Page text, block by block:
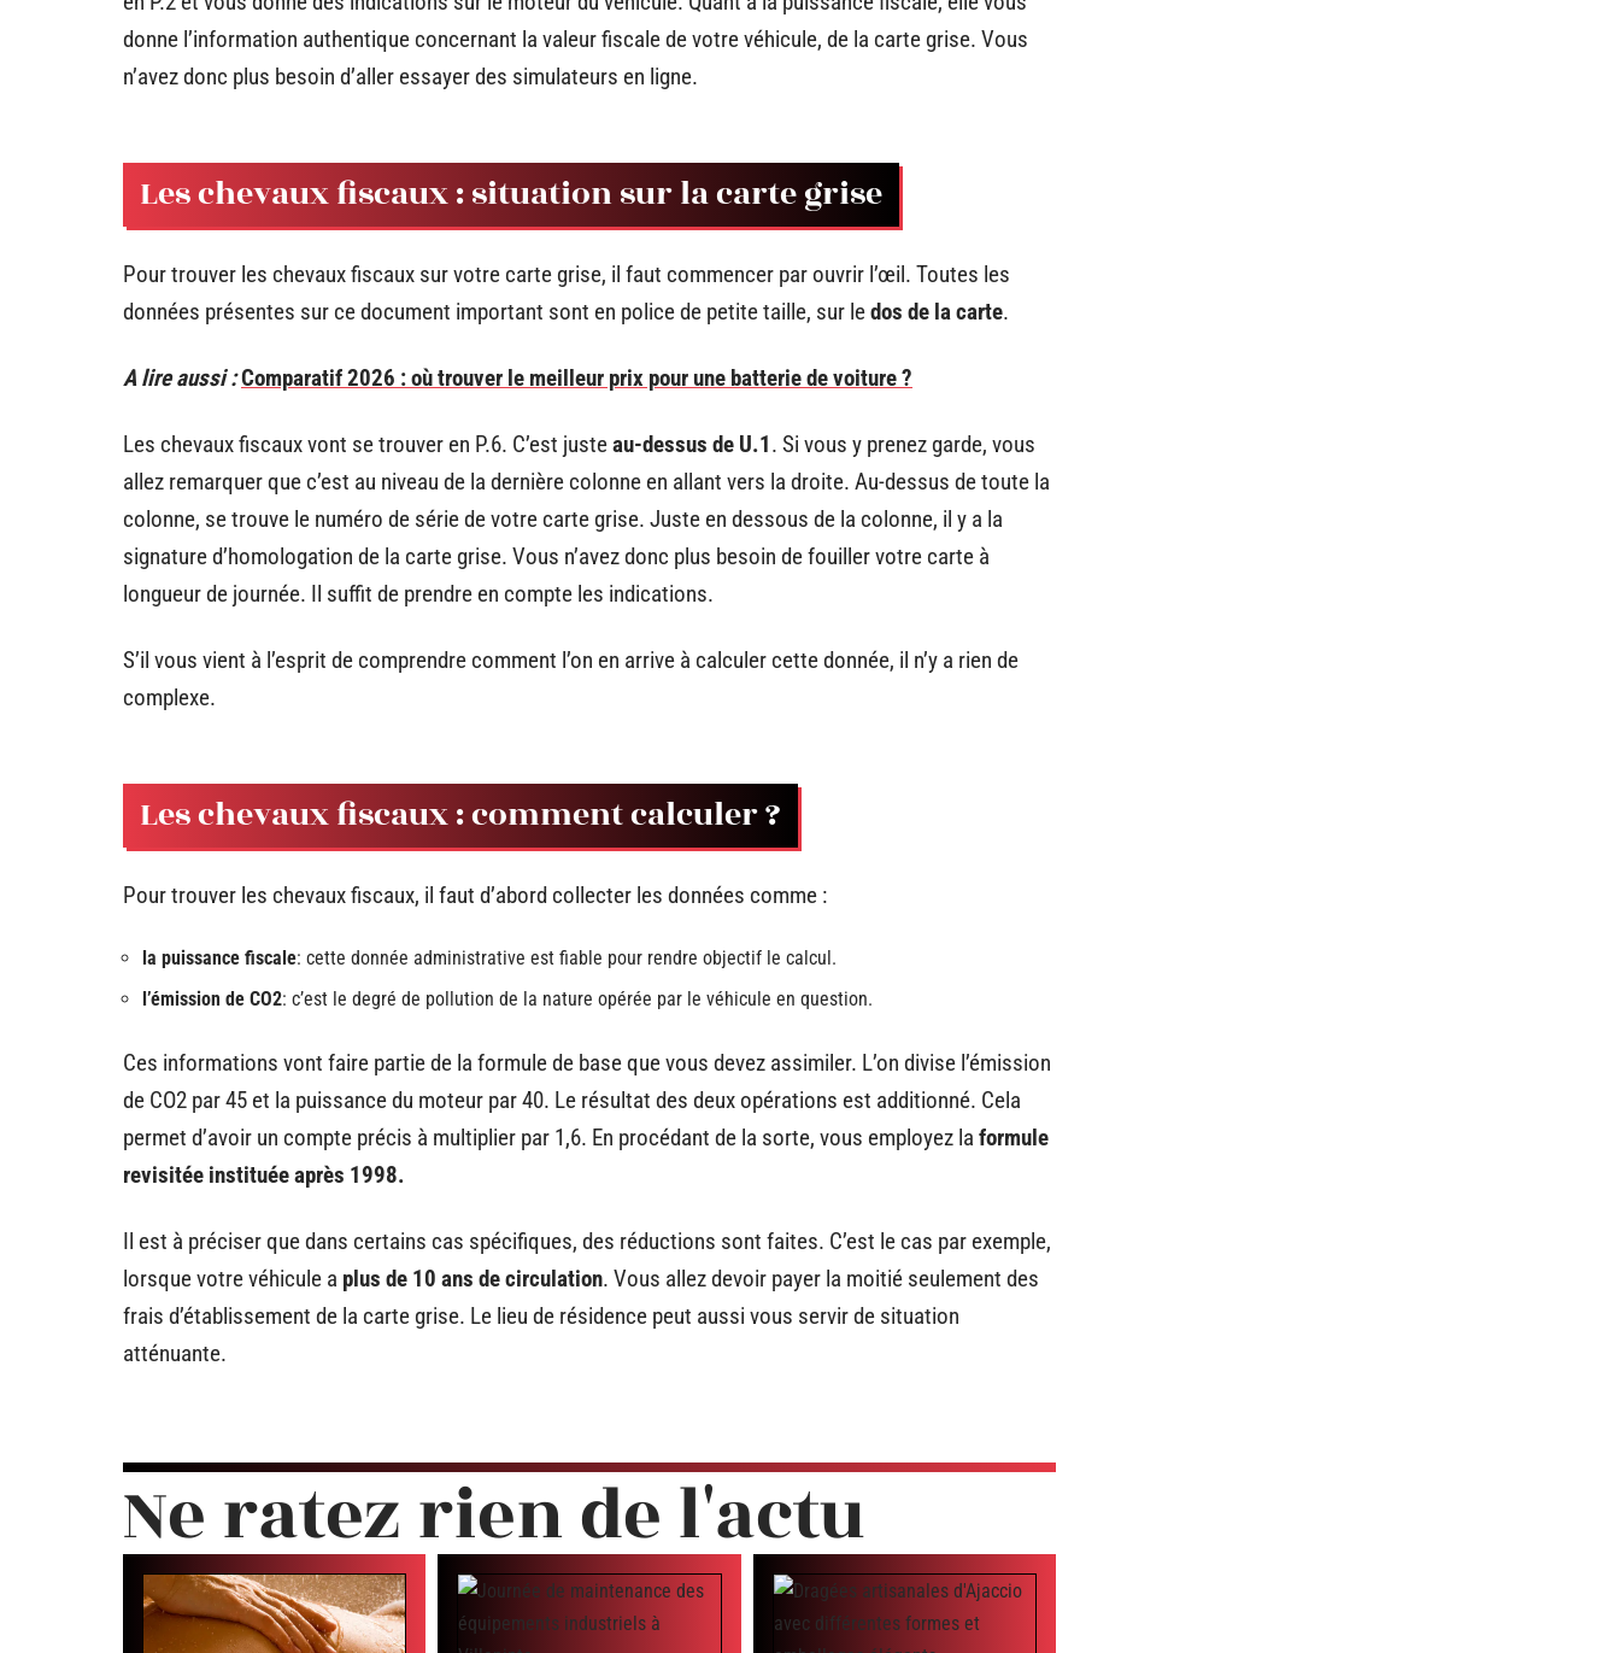
donne l’information authentique concernant la valeur fiscale de votre véhicule, de la carte grise. Vous
n’avez donc plus besoin d’aller essayer des simulateurs en ligne.
Les chevaux fiscaux : situation sur la carte grise
Pour trouver les chevaux fiscaux sur votre carte grise, il faut commencer par ouvrir l’œil. Toutes les
données présentes sur ce document important sont en police de petite taille, sur ledos de la carte.
A lire aussi :Comparatif 2026 : où trouver le meilleur prix pour une batterie de voiture ?
Les chevaux fiscaux vont se trouver en P.6. C’est justeau-dessus de U.1. Si vous y prenez garde, vous
allez remarquer que c’est au niveau de la dernière colonne en allant vers la droite. Au-dessus de toute la
colonne, se trouve le numéro de série de votre carte grise. Juste en dessous de la colonne, il y a la
signature d’homologation de la carte grise. Vous n’avez donc plus besoin de fouiller votre carte à
longueur de journée. Il suffit de prendre en compte les indications.
S’il vous vient à l’esprit de comprendre comment l’on en arrive à calculer cette donnée, il n’y a rien de
complexe.
Les chevaux fiscaux : comment calculer ?
Pour trouver les chevaux fiscaux, il faut d’abord collecter les données comme :
la puissance fiscale: cette donnée administrative est fiable pour rendre objectif le calcul.
l’émission de CO2: c’est le degré de pollution de la nature opérée par le véhicule en question.
Ces informations vont faire partie de la formule de base que vous devez assimiler. L’on divise l’émission
de CO2 par 45 et la puissance du moteur par 40. Le résultat des deux opérations est additionné. Cela
permet d’avoir un compte précis à multiplier par 1,6. En procédant de la sorte, vous employez la formule
revisitée instituée après 1998.
Il est à préciser que dans certains cas spécifiques, des réductions sont faites. C’est le cas par exemple,
lorsque votre véhicule a plus de 10 ans de circulation. Vous allez devoir payer la moitié seulement des
frais d’établissement de la carte grise. Le lieu de résidence peut aussi vous servir de situation
atténuante.
Ne ratez rien de l'actu